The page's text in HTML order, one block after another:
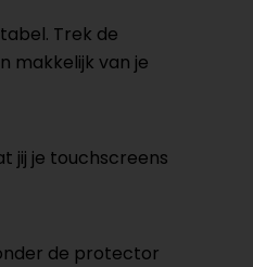
Trek de
makkelijk van je
jij je touchscreens
de protector